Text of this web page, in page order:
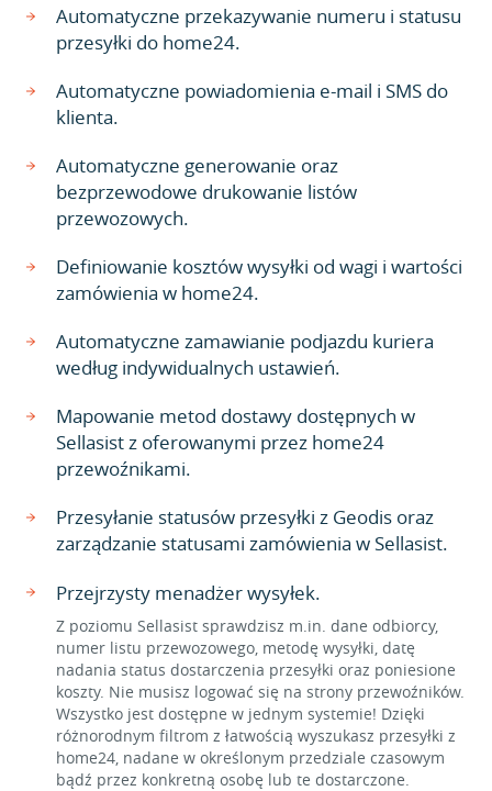
Automatyczne przekazywanie numeru i statusu
przesyłki do home24.
Automatyczne powiadomienia e-mail i SMS do
klienta.
Automatyczne generowanie oraz
bezprzewodowe drukowanie listów
przewozowych.
Definiowanie kosztów wysyłki od wagi i wartości
zamówienia w home24.
Automatyczne zamawianie podjazdu kuriera
według indywidualnych ustawień.
Mapowanie metod dostawy dostępnych w
Sellasist z oferowanymi przez home24
przewoźnikami.
Przesyłanie statusów przesyłki z Geodis oraz
zarządzanie statusami zamówienia w Sellasist.
Przejrzysty menadżer wysyłek.
Z poziomu Sellasist sprawdzisz m.in. dane odbiorcy,
numer listu przewozowego, metodę wysyłki, datę
nadania status dostarczenia przesyłki oraz poniesione
koszty. Nie musisz logować się na strony przewoźników.
Wszystko jest dostępne w jednym systemie! Dzięki
różnorodnym filtrom z łatwością wyszukasz przesyłki z
home24, nadane w określonym przedziale czasowym
bądź przez konkretną osobę lub te dostarczone.